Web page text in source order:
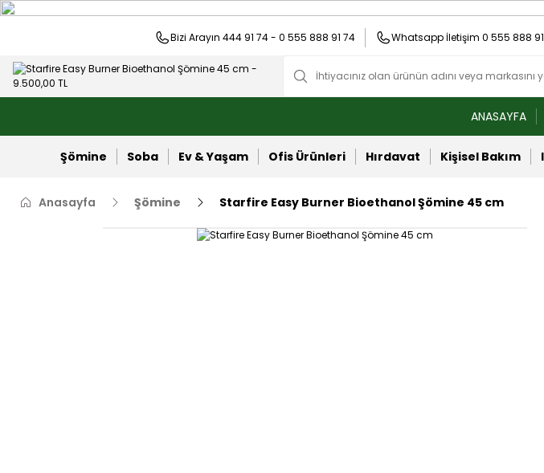
Bizi Arayın 444 91 74 - 0 555 888 91 74 Whatsapp İletişim 0 555 888
ANASAYFA
Şömine Soba Ev & Yaşam Ofis Ürünleri Hırdavat Kişisel Bakım
Anasayfa Şömine Starfire Easy Burner Bioethanol Şömine 45 cm